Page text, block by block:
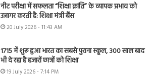
नीट परीक्षा में सफलता “शिक्षा क्रांति” के व्यापक प्रभाव को
उजागर करती है: शिक्षा मंत्री बैंस
20 July 2026 - 11:43 AM
1715 में शुरू हुआ भारत का सबसे पुराना स्कूल, 300 साल बाद
भी दे रहा है हजारों छात्रों को शिक्षा
19 July 2026 - 7:14 PM